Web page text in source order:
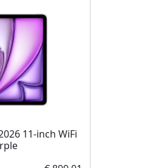
11-inch WiFi